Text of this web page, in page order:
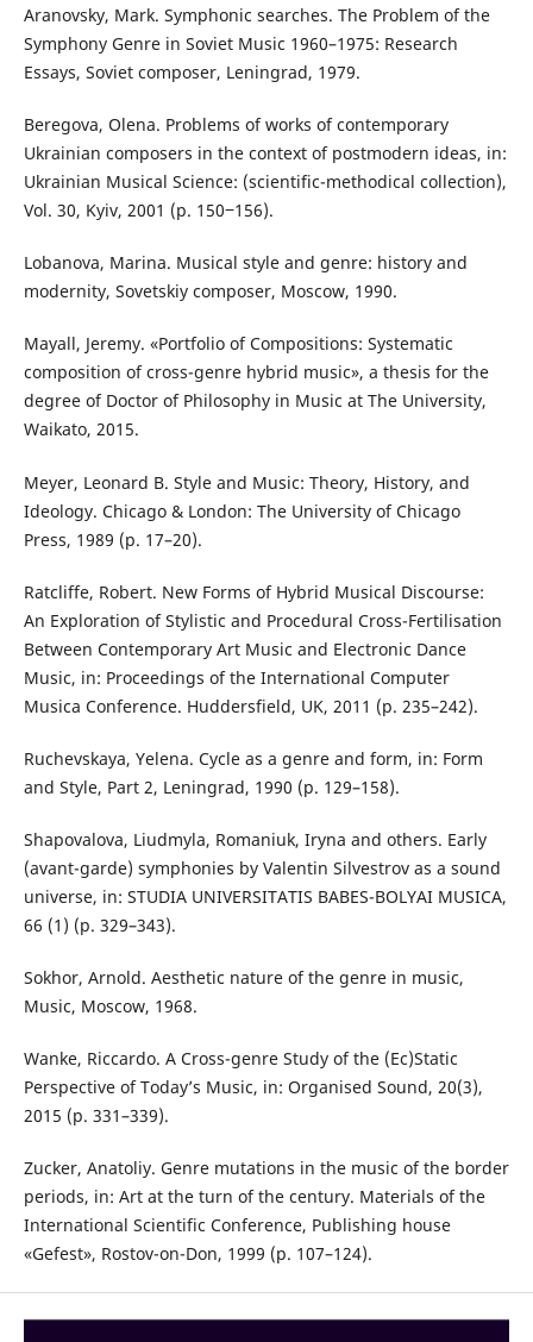
Aranovsky, Mark. Symphonic searches. The Problem of the
Symphony Genre in Soviet Music 1960–1975: Research
Essays, Soviet composer, Leningrad, 1979.
Beregova, Olena. Problems of works of contemporary
Ukrainian composers in the context of postmodern ideas, in:
Ukrainian Musical Science: (scientific-methodical collection),
Vol. 30, Kyiv, 2001 (p. 150‒156).
Lobanova, Marina. Musical style and genre: history and
modernity, Sovetskiy composer, Moscow, 1990.
Mayall, Jeremy. «Portfolio of Compositions: Systematic
composition of cross-genre hybrid music», a thesis for the
degree of Doctor of Philosophy in Music at The University,
Waikato, 2015.
Meyer, Leonard B. Style and Music: Theory, History, and
Ideology. Chicago & London: The University of Chicago
Press, 1989 (p. 17–20).
Ratcliffe, Robert. New Forms of Hybrid Musical Discourse:
An Exploration of Stylistic and Procedural Cross-Fertilisation
Between Contemporary Art Music and Electronic Dance
Music, in: Proceedings of the International Computer
Musica Conference. Huddersfield, UK, 2011 (p. 235–242).
Ruchevskaya, Yelena. Cycle as a genre and form, in: Form
and Style, Part 2, Leningrad, 1990 (p. 129–158).
Shapovalova, Liudmyla, Romaniuk, Iryna and others. Early
(avant-garde) symphonies by Valentin Silvestrov as a sound
universe, in: STUDIA UNIVERSITATIS BABES-BOLYAI MUSICA,
66 (1) (p. 329–343).
Sokhor, Arnold. Aesthetic nature of the genre in music,
Music, Moscow, 1968.
Wanke, Riccardo. A Cross-genre Study of the (Ec)Static
Perspective of Today’s Music, in: Organised Sound, 20(3),
2015 (p. 331–339).
Zucker, Anatoliy. Genre mutations in the music of the border
periods, in: Art at the turn of the century. Materials of the
International Scientific Conference, Publishing house
«Gefest», Rostov-on-Don, 1999 (p. 107–124).